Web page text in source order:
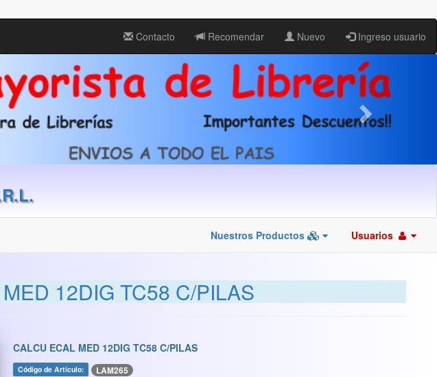
Contacto Recomendar Nuevo Ingreso usuario
Nuestros Productos Usuarios
12DIG TC58 C/PILAS
CALCU ECAL MED 12DIG TC58 C/PILAS
Código de Artículo: LAM265